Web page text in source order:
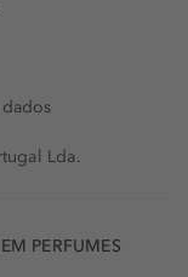
Lda.
PERFUMES